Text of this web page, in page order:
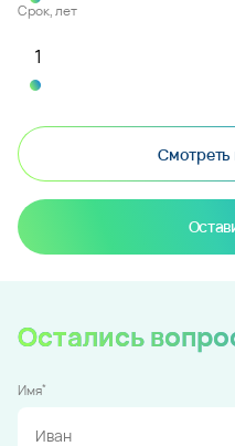
Срок, лет
Остались
Имя*